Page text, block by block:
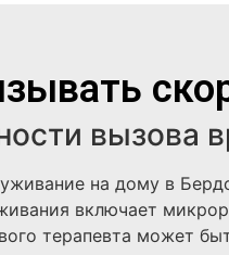
вызова
на дому в
включает
терапевта может